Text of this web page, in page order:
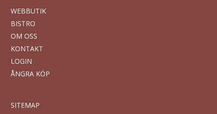
WEBBUTIK
BISTRO
OM OSS
KONTAKT
LOGIN
ÅNGRA KÖP
SITEMAP